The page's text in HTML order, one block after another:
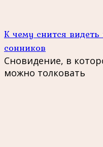
К чему снится
сонников
Сновидение, в
можно толковать